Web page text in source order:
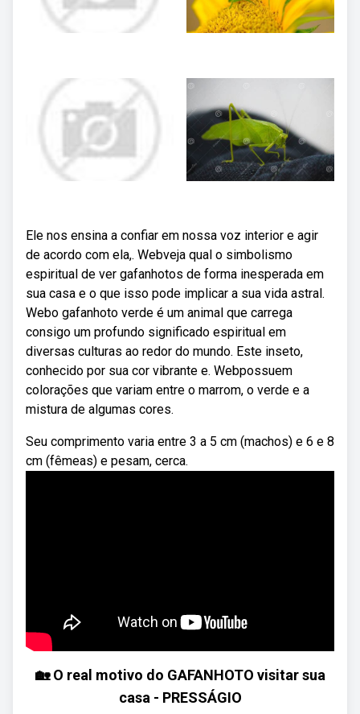
Ele nos ensina a confiar em nossa voz interior e agir
de acordo com ela,. Webveja qual o simbolismo
espiritual de ver gafanhotos de forma inesperada em
sua casa e o que isso pode implicar a sua vida astral.
Webo gafanhoto verde é um animal que carrega
consigo um profundo significado espiritual em
diversas culturas ao redor do mundo. Este inseto,
conhecido por sua cor vibrante e. Webpossuem
colorações que variam entre o marrom, o verde e a
mistura de algumas cores.
Seu comprimento varia entre 3 a 5 cm (machos) e 6 e 8
cm (fêmeas) e pesam, cerca.
🏡 O real motivo do GAFANHOTO visitar sua
casa - PRESSÁGIO